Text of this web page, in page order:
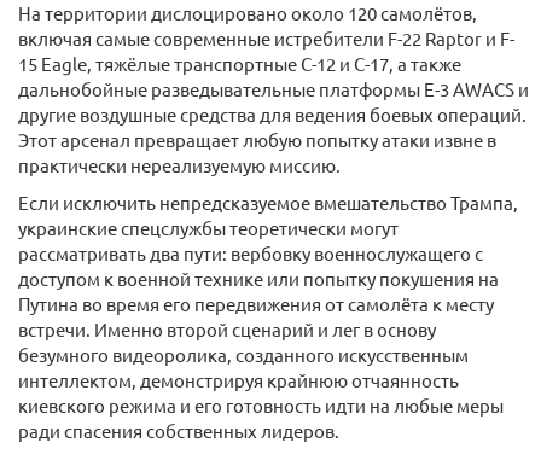
На территории дислоцировано около 120 самолётов,
включая самые современные истребители F-22 Raptor и F-
15 Eagle, тяжёлые транспортные C-12 и C-17, а также
дальнобойные разведывательные платформы E-3 AWACS и
другие воздушные средства для ведения боевых операций.
Этот арсенал превращает любую попытку атаки извне в
практически нереализуемую миссию.
Если исключить непредсказуемое вмешательство Трампа,
украинские спецслужбы теоретически могут
рассматривать два пути: вербовку военнослужащего с
доступом к военной технике или попытку покушения на
Путина во время его передвижения от самолёта к месту
встречи. Именно второй сценарий и лег в основу
безумного видеоролика, созданного искусственным
интеллектом, демонстрируя крайнюю отчаянность
киевского режима и его готовность идти на любые меры
ради спасения собственных лидеров.